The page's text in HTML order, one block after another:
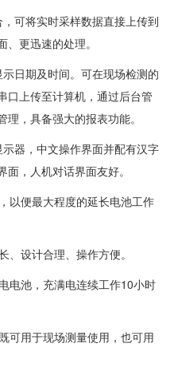
可将实时采样数据直接上传到
更迅速的处理。
日期及时间。可在现场检测的
口上传至计算机，通过后台管
，具备强大的报表功能。
器，中文操作界面并配有汉字
，人机对话界面友好。
以便最大程度的延长电池工作
、设计合理、操作方便。
电池，充满电连续工作10小时
可用于现场测量使用，也可用